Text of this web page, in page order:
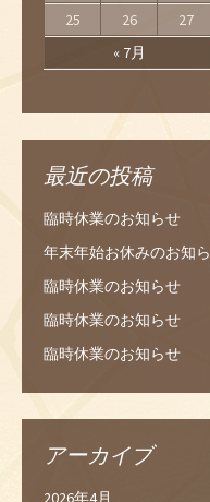
« 7月
25
26 27
最近の投稿
臨時休業のお知らせ
年末年始お休みのお知
臨時休業のお知らせ
臨時休業のお知らせ
臨時休業のお知らせ
アーカイブ
2026年4月